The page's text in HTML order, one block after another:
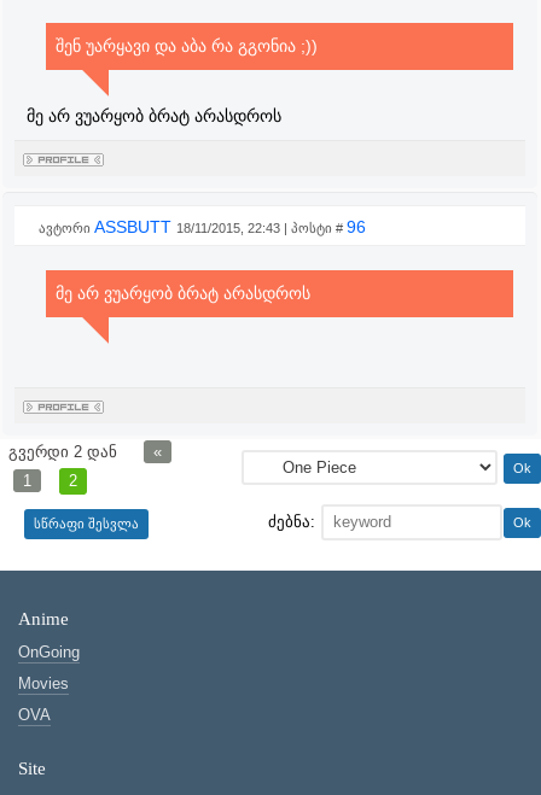
შენ უარყავი და აბა რა გგონია ;))
მე არ ვუარყობ ბრატ არასდროს
ავტორი ASSBUTT 18/11/2015, 22:43 | პოსტი # 96
მე არ ვუარყობ ბრატ არასდროს
გვერდი 2 დან
«
1
2
ძებნა:
Anime
OnGoing
Movies
OVA
Site